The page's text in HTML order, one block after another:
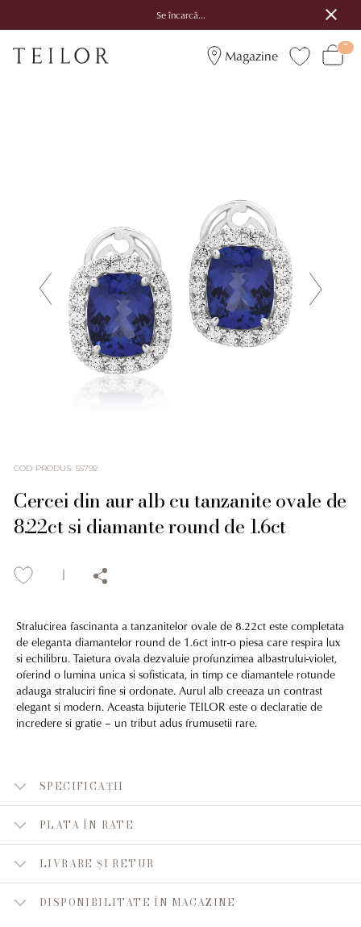
Se încarcă...
Magazine
COD PRODUS: 55792
Cercei din aur alb cu tanzanite ovale de
8.22ct si diamante round de 1.6ct
Stralucirea fascinanta a tanzanitelor ovale de 8.22ct este completata
de eleganta diamantelor round de 1.6ct intr-o piesa care respira lux
si echilibru. Taietura ovala dezvaluie profunzimea albastrului-violet,
oferind o lumina unica si sofisticata, in timp ce diamantele rotunde
adauga straluciri fine si ordonate. Aurul alb creeaza un contrast
elegant si modern. Aceasta bijuterie TEILOR este o declaratie de
incredere si gratie – un tribut adus frumusetii rare.
SPECIFICAȚII
PLATA ÎN RATE
LIVRARE ȘI RETUR
DISPONIBILITATE ÎN MAGAZINE